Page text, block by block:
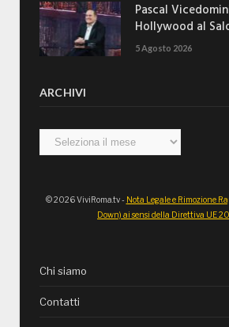
Pascal
Hollywood al
5 Agosto 2026
ARCHIVI
Archivi
© 2026 ViviRoma.tv - Nota Legale e Rimozione
Down) ai sensi della Direttiva UE
Chi siamo
Contatti